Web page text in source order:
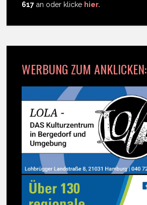
617 an oder klicke hier.
WERBUNG ZUM ANKLICKEN: